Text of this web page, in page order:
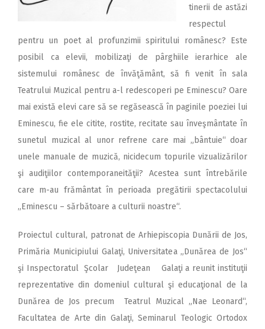
2011
tinerii de astăzi
respectul
pentru un poet al profunzimii spiritului românesc? Este
posibil ca elevii, mobilizaţi de pârghiile ierarhice ale
sistemului românesc de învăţământ, să fi venit în sala
Teatrului Muzical pentru a-l redescoperi pe Eminescu? Oare
mai există elevi care să se regăsească în paginile poeziei lui
Eminescu, fie ele citite, rostite, recitate sau înveşmântate în
sunetul muzical al unor refrene care mai „bântuie“ doar
unele manuale de muzică, nicidecum topurile vizualizărilor
şi audiţiilor contemporaneităţii? Acestea sunt întrebările
care m-au frământat în perioada pregătirii spectacolului
„Eminescu – sărbătoare a culturii noastre“.
Proiectul cultural, patronat de Arhiepiscopia Dunării de Jos,
Primăria Municipiului Galaţi, Universitatea „Dunărea de Jos“
şi Inspectoratul Şcolar Judeţean Galaţi a reunit instituţii
reprezentative din domeniul cultural şi educaţional de la
Dunărea de Jos precum Teatrul Muzical „Nae Leonard“,
Facultatea de Arte din Galaţi, Seminarul Teologic Ortodox